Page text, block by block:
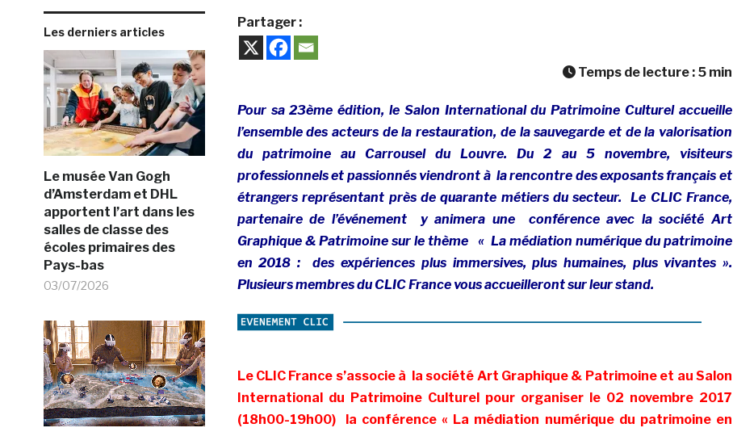
Les derniers articles
Le musée Van Gogh
d’Amsterdam et DHL
apportent l’art dans les
salles de classe des
écoles primaires des
Pays-bas
03/07/2026
Partager :
Temps de lecture : 5 min
Pour sa 23ème édition, le Salon International du Patrimoine Culturel accueille
l’ensemble des acteurs de la restauration, de la sauvegarde et de la valorisation
du patrimoine au Carrousel du Louvre. Du 2 au 5 novembre, visiteurs
professionnels et passionnés viendront à la rencontre des exposants français et
étrangers représentant près de quarante métiers du secteur. Le CLIC France,
partenaire de l’événement y animera une conférence avec la société Art
Graphique & Patrimoine sur le thème «La médiation numérique du patrimoine
en 2018 :des expériences plus immersives, plus humaines, plus vivantes ».
Plusieurs membres du CLIC France vous accueilleront sur leur stand.
Le CLIC France s’associe à la société Art Graphique & Patrimoine et au Salon
International du Patrimoine Culturel pour organiser le 02 novembre 2017
(18h00-19h00) la conférence « La médiation numérique du patrimoine en